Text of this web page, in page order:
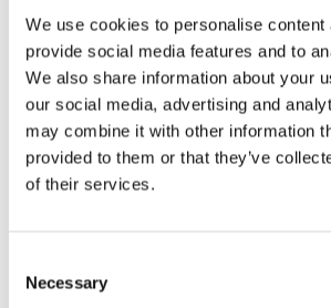
We use cookies to personalise content
provide social media features and to
We also share information about your
our social media, advertising and
may combine it with other information
provided to them or that they’ve
of their services.
Selection
Necessary
attenzione durante il suo
mancheranno il fenomeno
internazionale.
Lo Spirito di solidarietàproposto da
occasione della Giornata Mondiale
stato al centro del dibattito, cosí
proposte dal pontefice in tema di
Ginevra ed ha visto la partecipazione di